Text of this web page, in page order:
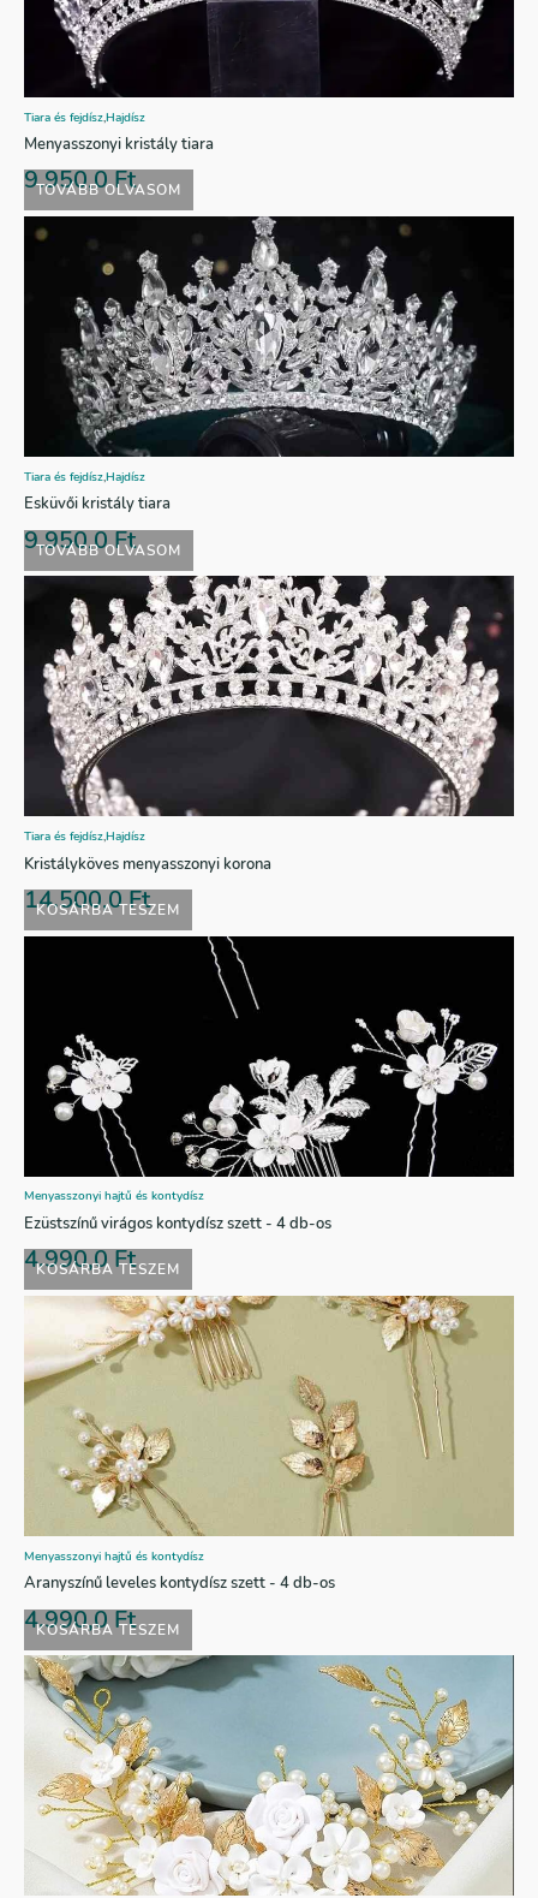
TOVÁBB OLVASOM
Tiara és fejdísz,Hajdísz
Menyasszonyi kristály tiara
9.950,0Ft
TOVÁBB OLVASOM
Tiara és fejdísz,Hajdísz
Esküvői kristály tiara
9.950,0Ft
KOSÁRBA TESZEM
Tiara és fejdísz,Hajdísz
Kristályköves menyasszonyi korona
14.500,0Ft
KOSÁRBA TESZEM
Menyasszonyi hajtű és kontydísz
Ezüstszínű virágos kontydísz szett - 4 db-os
4.990,0Ft
KOSÁRBA TESZEM
Menyasszonyi hajtű és kontydísz
Aranyszínű leveles kontydísz szett - 4 db-os
4.990,0Ft